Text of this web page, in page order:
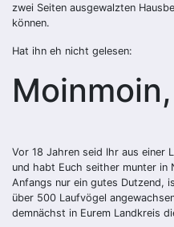
zwei Seiten ausgewalzten
können.
Hat ihn eh nicht gelesen:
Vor 18 Jahren seid Ihr aus einer
und habt Euch seither munter in
Anfangs nur ein gutes Dutzend,
über 500 Laufvögel
demnächst in Eurem Landkreis